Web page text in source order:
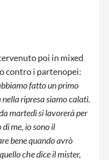
poi in mixed
contro i partenopei:
fatto un primo
ripresa siamo calati.
martedì si lavorerà per
me, io sono il
bene quando avrò
che dice il mister,